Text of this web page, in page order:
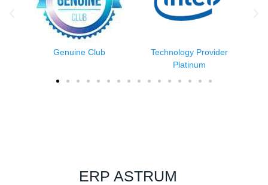
Advanced Business Partner Gold Partner
ERP ASTRUM